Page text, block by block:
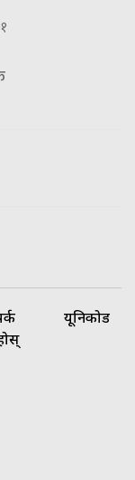
यूनिकोड